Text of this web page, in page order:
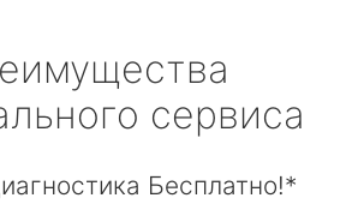
сервиса
Бесплатно!*